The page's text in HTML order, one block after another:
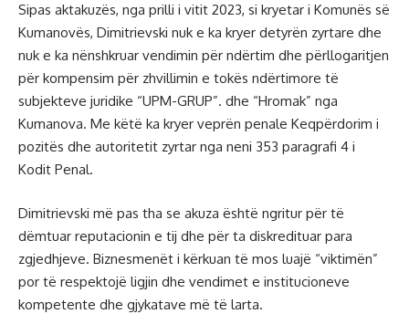
Sipas aktakuzës, nga prilli i vitit 2023, si kryetar i Komunës së
Kumanovës, Dimitrievski nuk e ka kryer detyrën zyrtare dhe
nuk e ka nënshkruar vendimin për ndërtim dhe përllogaritjen
për kompensim për zhvillimin e tokës ndërtimore të
subjekteve juridike “UPM-GRUP”. dhe “Hromak” nga
Kumanova. Me këtë ka kryer veprën penale Keqpërdorim i
pozitës dhe autoritetit zyrtar nga neni 353 paragrafi 4 i
Kodit Penal.
Dimitrievski më pas tha se akuza është ngritur për të
dëmtuar reputacionin e tij dhe për ta diskredituar para
zgjedhjeve. Biznesmenët i kërkuan të mos luajë “viktimën”
por të respektojë ligjin dhe vendimet e institucioneve
kompetente dhe gjykatave më të larta.